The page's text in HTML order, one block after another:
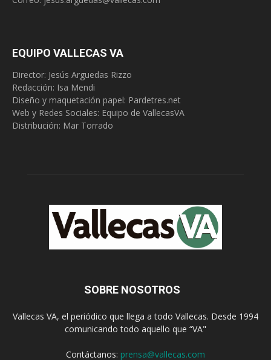
EQUIPO VALLECAS VA
Director: Jesús Arguedas Rizzo
Redacción: Isa Mendi
Diseño y maquetación papel: Pardetres.net
Web y Redes Sociales: Equipo de VallecasVA
Distribución: Mar Torrado
SOBRE NOSOTROS
Vallecas VA, el periódico que llega a todo Vallecas. Desde 1994
comunicando todo aquello que “VA"
Contáctanos: prensa@vallecas.com